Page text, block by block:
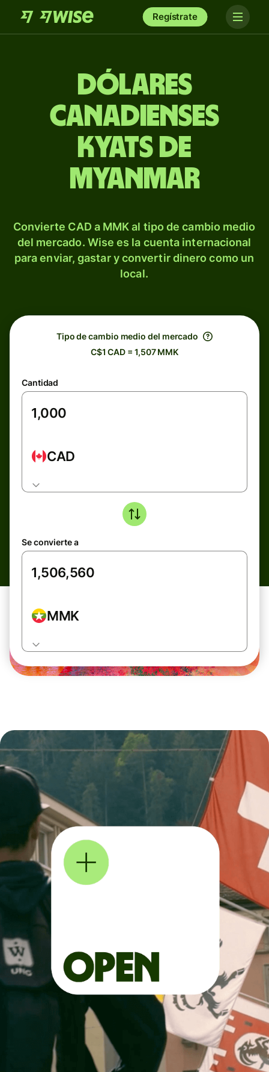
Regístrate
Dólares
canadienses
kyats de
Myanmar
Convierte CAD a MMK al tipo de cambio medio
del mercado. Wise es la cuenta internacional
para enviar, gastar y convertir dinero como un
local.
Tipo de cambio medio del mercado
C$1 CAD = 1,507 MMK
Cantidad
CAD
Se convierte a
MMK